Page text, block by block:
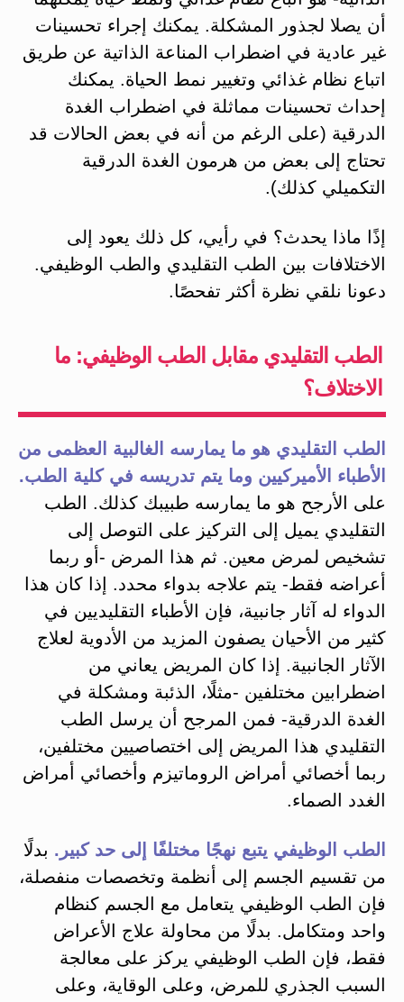
أن يصلا لجذور المشكلة. يمكنك إجراء تحسينات
غير عادية في اضطراب المناعة الذاتية عن طريق
اتباع نظام غذائي وتغيير نمط الحياة. يمكنك
إحداث تحسينات مماثلة في اضطراب الغدة
الدرقية (على الرغم من أنه في بعض الحالات قد
تحتاج إلى بعض من هرمون الغدة الدرقية
التكميلي كذلك).
إذًا ماذا يحدث؟ في رأيي، كل ذلك يعود إلى
الاختلافات بين الطب التقليدي والطب الوظيفي.
دعونا نلقي نظرة أكثر تفحصًا.
الطب التقليدي مقابل الطب الوظيفي: ما
الاختلاف؟
الطب التقليدي هو ما يمارسه الغالبية العظمى من
الأطباء الأميركيين وما يتم تدريسه في كلية الطب.
على الأرجح هو ما يمارسه طبيبك كذلك. الطب
التقليدي يميل إلى التركيز على التوصل إلى
تشخيص لمرض معين. ثم هذا المرض -أو ربما
أعراضه فقط- يتم علاجه بدواء محدد. إذا كان هذا
الدواء له آثار جانبية، فإن الأطباء التقليديين في
كثير من الأحيان يصفون المزيد من الأدوية لعلاج
الآثار الجانبية. إذا كان المريض يعاني من
اضطرابين مختلفين -مثلًا، الذئبة ومشكلة في
الغدة الدرقية- فمن المرجح أن يرسل الطب
التقليدي هذا المريض إلى اختصاصيين مختلفين،
ربما أخصائي أمراض الروماتيزم وأخصائي أمراض
الغدد الصماء.
الطب الوظيفي يتبع نهجًا مختلفًا إلى حد كبير. بدلًا
من تقسيم الجسم إلى أنظمة وتخصصات منفصلة،
فإن الطب الوظيفي يتعامل مع الجسم كنظام
واحد ومتكامل. بدلًا من محاولة علاج الأعراض
فقط، فإن الطب الوظيفي يركز على معالجة
السبب الجذري للمرض، وعلى الوقاية، وعلى